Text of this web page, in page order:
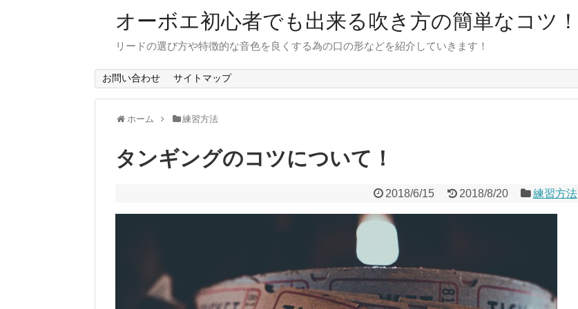
オーボエ初心者でも出来る吹き方の簡単なコツ！
リードの選び方や特徴的な音色を良くする為の口の形などを紹介していきます！
お問い合わせ サイトマップ
ホーム 練習方法
タンギングのコツについて！
2018/6/15 2018/8/20 練習方法